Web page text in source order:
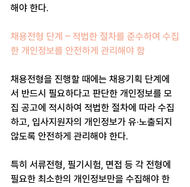
해야 한다.
채용전형 단계 – 적법한 절차를 준수하여 수집
한 개인정보를 안전하게 관리해야 함
채용전형을 진행할 때에는 채용기획 단계에
서 반드시 필요하다고 판단한 개인정보를 모
집 공고에 적시하여 적법한 절차에 따라 수집
하고, 입사지원자의 개인정보가 유·노출되지
않도록 안전하게 관리해야 한다.
특히 서류전형, 필기시험, 면접 등 각 전형에
필요한 최소한의 개인정보만을 수집해야 한